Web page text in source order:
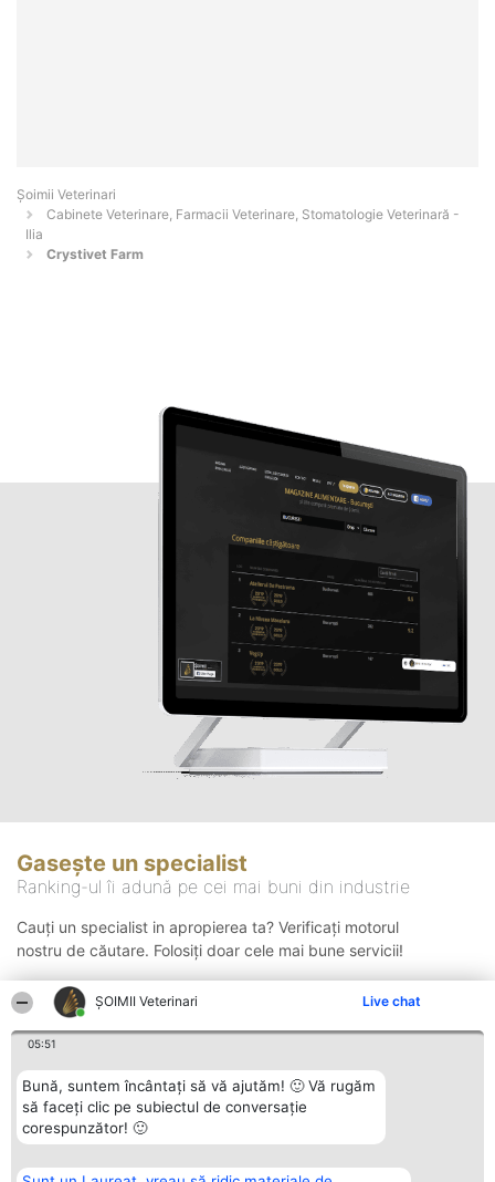
ȘOIMII Veterinari Live chat
05:51
Bună, suntem încântați să vă ajutăm! 🙂 Vă rugăm
să faceți clic pe subiectul de conversație
corespunzător! 🙂
Șoimii Veterinari
Cabinete Veterinare, Farmacii Veterinare, Stomatologie Veterinară -
Ilia
Crystivet Farm
Gasește un specialist
Ranking-ul îi adună pe cei mai buni din industrie
Cauți un specialist in apropierea ta? Verificați motorul
nostru de căutare. Folosiți doar cele mai bune servicii!